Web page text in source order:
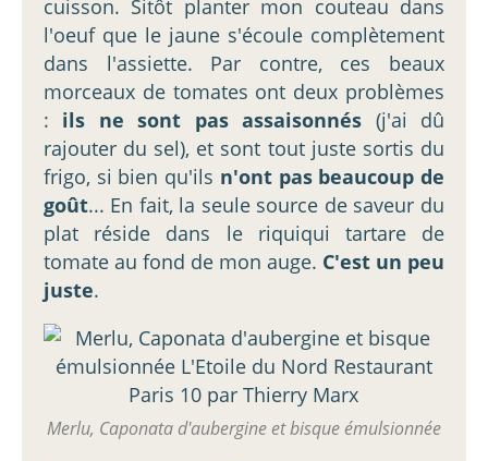
cuisson. Sitôt planter mon couteau dans
l'oeuf que le jaune s'écoule complètement
dans l'assiette. Par contre, ces beaux
morceaux de tomates ont deux problèmes
: ils ne sont pas assaisonnés (j'ai dû
rajouter du sel), et sont tout juste sortis du
frigo, si bien qu'ils n'ont pas beaucoup de
goût... En fait, la seule source de saveur du
plat réside dans le riquiqui tartare de
tomate au fond de mon auge. C'est un peu
juste.
Merlu, Caponata d'aubergine et bisque émulsionnée